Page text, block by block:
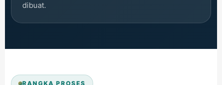
dibuat.
RANGKA PROSES